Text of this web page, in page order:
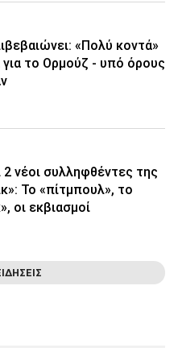
«Πολύ κοντά»
το Ορμούζ - υπό όρους
2 νέοι συλληφθέντες της
Το «πίτμπουλ», το
οι εκβιασμοί